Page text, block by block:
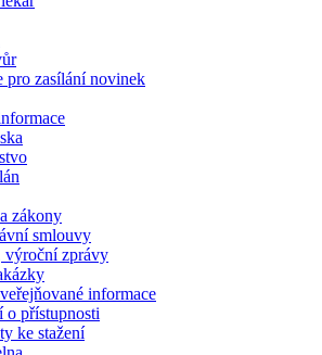
pro zasílání novinek
zákony
smlouvy
výroční zprávy
informace
o přístupnosti
ke stažení